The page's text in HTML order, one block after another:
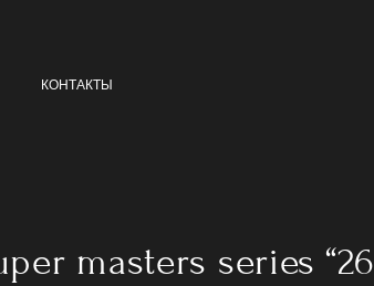
КОНТАКТЫ
masters series “26